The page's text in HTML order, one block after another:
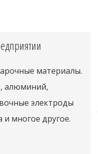
материалы.
алюминий,
электроды
и многое другое.